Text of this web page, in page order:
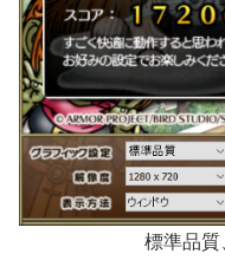
標準品